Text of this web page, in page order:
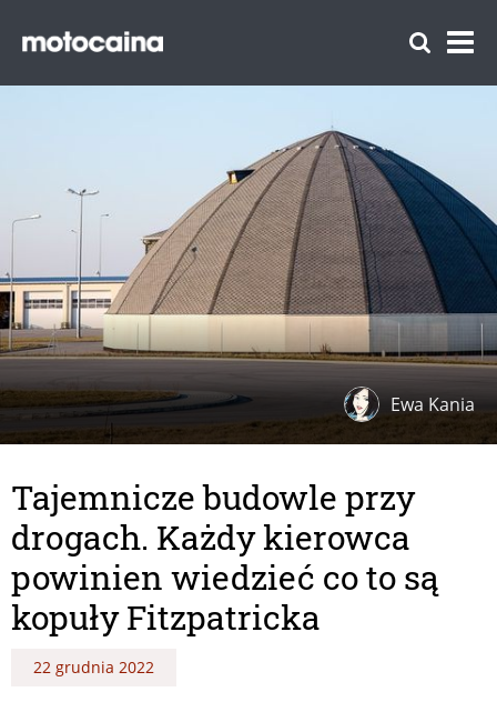
Ewa Kania
Tajemnicze budowle przy
drogach. Każdy kierowca
powinien wiedzieć co to są
kopuły Fitzpatricka
22 grudnia 2022